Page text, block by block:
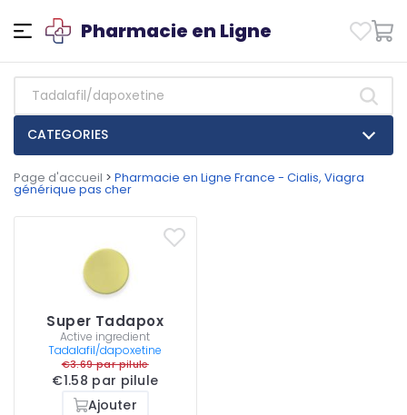
Pharmacie en Ligne
CATEGORIES
Page d'accueil > Pharmacie en Ligne France - Cialis, Viagra
générique pas cher
Super Tadapox
Active ingredient
Tadalafil/dapoxetine
€3.69 par pilule
€1.58 par pilule
Ajouter